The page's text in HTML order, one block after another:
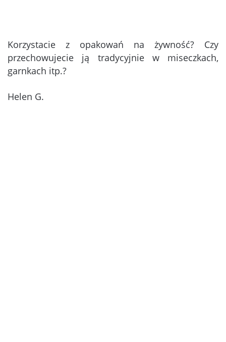
Korzystacie z opakowań na żywność? Czy
przechowujecie ją tradycyjnie w miseczkach,
garnkach itp.?
Helen G.